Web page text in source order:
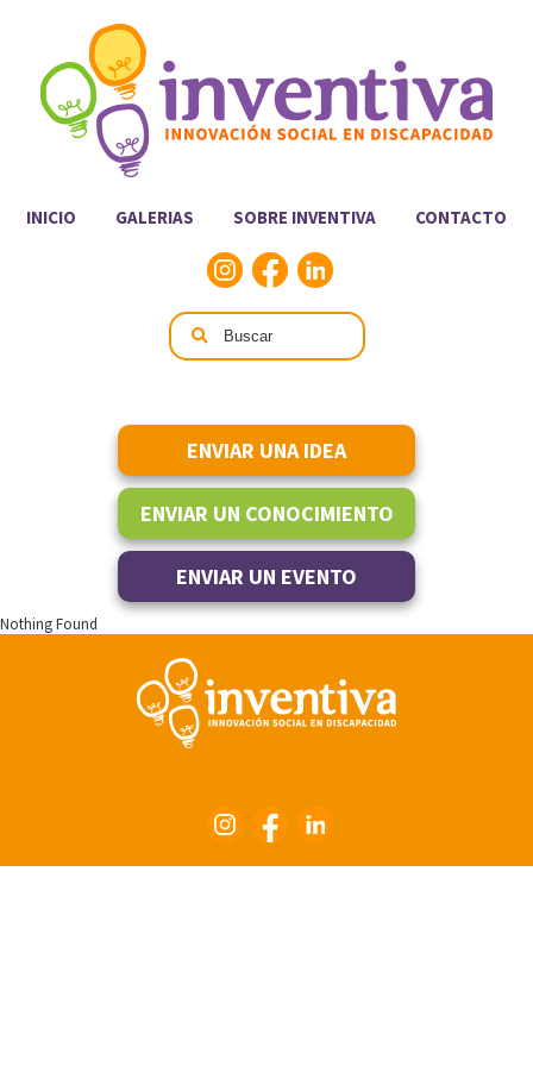
INICIO GALERIAS SOBRE INVENTIVA CONTACTO
ENVIAR UNA IDEA
ENVIAR UN CONOCIMIENTO
ENVIAR UN EVENTO
Nothing Found